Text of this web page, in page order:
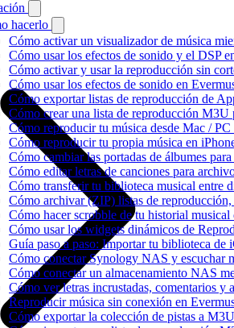
hacerlo
Cómo activar un visualizador de música
Cómo usar los efectos de sonido y el DSP
Cómo activar y usar la reproducción sin
Cómo usar los efectos de sonido en
Cómo exportar listas de reproducción de
Cómo crear una lista de reproducción
Cómo reproducir tu música desde Mac /
Cómo reproducir tu propia música en
Cómo cambiar las portadas de álbumes
Cómo editar letras de canciones para
Cómo transferir tu biblioteca musical entre
Cómo archivar (ZIP) listas de
Cómo hacer scrobble de tu historial
Cómo usar los widgets dinámicos de
Guía paso a paso: Importar tu biblioteca
Cómo conectar Synology NAS y escuchar
Cómo conectar un almacenamiento NAS
Cómo ver letras incrustadas, comentarios
Reproducir música sin conexión en
Cómo exportar la colección de pistas a